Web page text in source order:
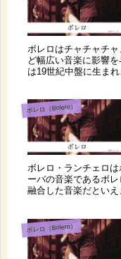
ボレロはチャチャチ
ど幅広い音楽に影響
は19世紀中盤に生ま
ボレロ（Bolero）
ボレロ・ランチェロ
ーバの音楽であるボ
融合した音楽だとい
ボレロ（Bolero）